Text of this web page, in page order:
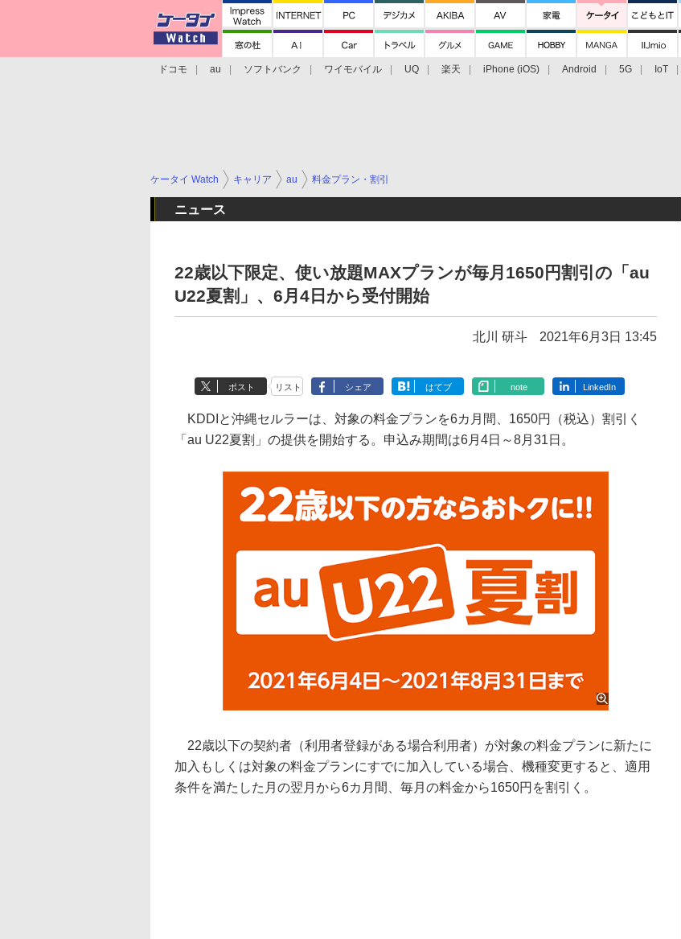
ドコモ au ソフトバンク ワイモバイル UQ 楽天 iPhone (iOS) Android 5G IoT
ケータイ Watch キャリア au 料金プラン・割引
ニュース
22歳以下限定、使い放題MAXプランが毎月1650円割引の「au
U22夏割」、6月4日から受付開始
北川 研斗 2021年6月3日 13:45
ポスト リスト シェア はてブ note LinkedIn
KDDIと沖縄セルラーは、対象の料金プランを6カ月間、1650円（税込）割引く
「au U22夏割」の提供を開始する。申込み期間は6月4日～8月31日。
22歳以下の契約者（利用者登録がある場合利用者）が対象の料金プランに新たに
加入もしくは対象の料金プランにすでに加入している場合、機種変更すると、適用
条件を満たした月の翌月から6カ月間、毎月の料金から1650円を割引く。